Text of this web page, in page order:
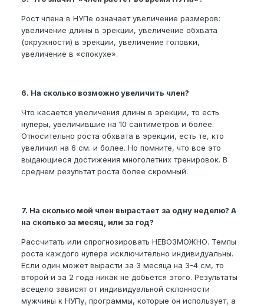
Рост члена в НУПе означает увеличение размеров:
увеличение длины в эрекции, увеличение обхвата
(окружности) в эрекции, увеличение головки,
увеличение в «спокухе».
6. На сколько возможно увеличить член?
Что касается увеличения длины в эрекции, то есть
нуперы, увеличившие на 10 сантиметров и более.
Относительно роста обхвата в эрекции, есть те, кто
увеличил на 6 см. и более. Но помните, что все это
выдающиеся достижения многолетних тренировок. В
среднем результат роста более скромный.
7. На сколько мой член вырастает за одну неделю? А
на сколько за месяц, или за год?
Рассчитать или спрогнозировать НЕВОЗМОЖНО. Темпы
роста каждого нупера исключительно индивидуальны.
Если один может вырасти за 3 месяца на 3-4 см, то
второй и за 2 года никак не добьется этого. Результаты
всецело зависят от индивидуальной склонности
мужчины к НУПу, программы, которые он использует, а